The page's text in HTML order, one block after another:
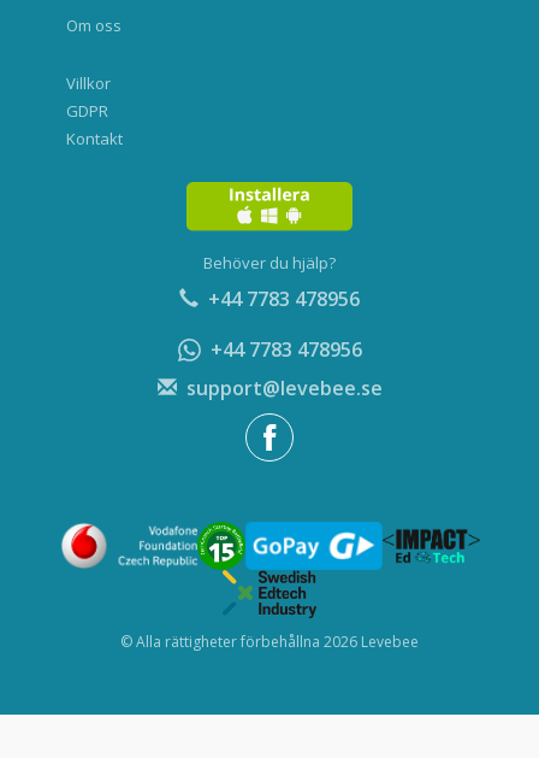
Om oss
Villkor
GDPR
Kontakt
Behöver du hjälp?
+44 7783 478956
+44 7783 478956
support@levebee.se
© Alla rättigheter förbehållna 2026 Levebee